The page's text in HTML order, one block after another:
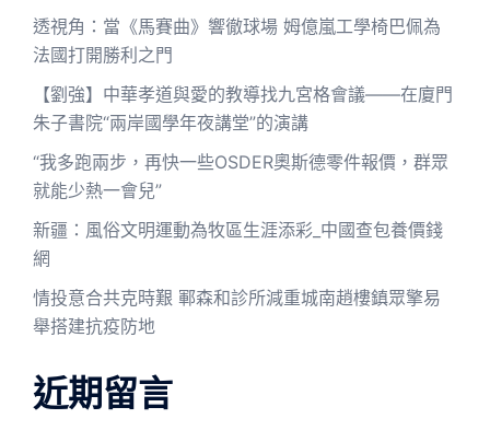
透視角：當《馬賽曲》響徹球場 姆億嵐工學椅巴佩為
法國打開勝利之門
【劉強】中華孝道與愛的教導找九宮格會議——在廈門
朱子書院“兩岸國學年夜講堂”的演講
“我多跑兩步，再快一些OSDER奧斯德零件報價，群眾
就能少熱一會兒”
新疆：風俗文明運動為牧區生涯添彩_中國查包養價錢
網
情投意合共克時艱 鄆森和診所減重城南趙樓鎮眾擎易
舉搭建抗疫防地
近期留言